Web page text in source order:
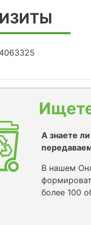
А знаете
В нашем
более 100